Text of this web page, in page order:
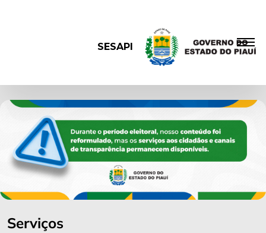
SESAPI
Serviços